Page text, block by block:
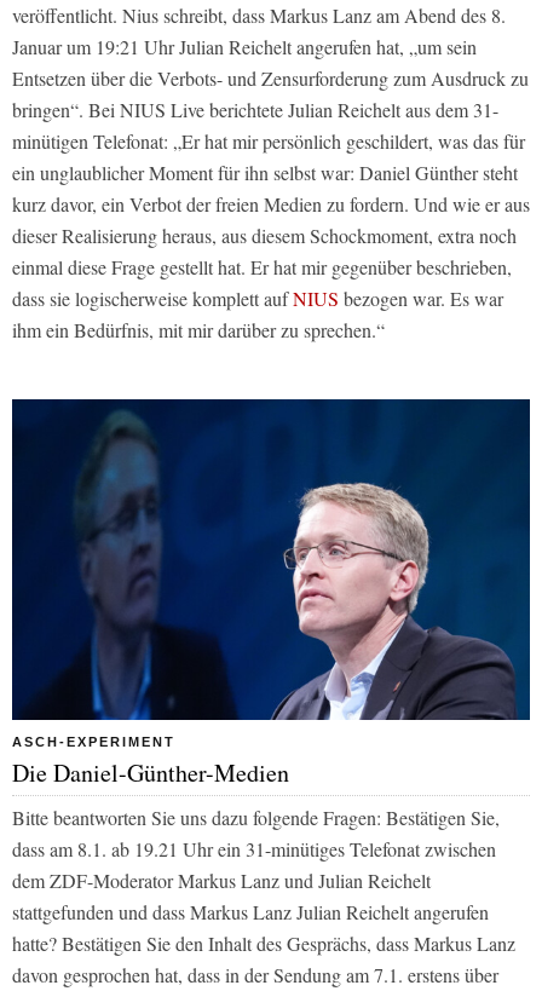
veröffentlicht. Nius schreibt, dass Markus Lanz am Abend des 8.
Januar um 19:21 Uhr Julian Reichelt angerufen hat, „um sein
Entsetzen über die Verbots- und Zensurforderung zum Ausdruck zu
bringen“. Bei NIUS Live berichtete Julian Reichelt aus dem 31-
minütigen Telefonat: „Er hat mir persönlich geschildert, was das für
ein unglaublicher Moment für ihn selbst war: Daniel Günther steht
kurz davor, ein Verbot der freien Medien zu fordern. Und wie er aus
dieser Realisierung heraus, aus diesem Schockmoment, extra noch
einmal diese Frage gestellt hat. Er hat mir gegenüber beschrieben,
dass sie logischerweise komplett aufNIUS bezogen war. Es war
ihm ein Bedürfnis, mit mir darüber zu sprechen.“
ASCH-EXPERIMENT
Die Daniel-Günther-Medien
Bitte beantworten Sie uns dazu folgende Fragen: Bestätigen Sie,
dass am 8.1. ab 19.21 Uhr ein 31-minütiges Telefonat zwischen
dem ZDF-Moderator Markus Lanz und Julian Reichelt
stattgefunden und dass Markus Lanz Julian Reichelt angerufen
hatte? Bestätigen Sie den Inhalt des Gesprächs, dass Markus Lanz
davon gesprochen hat, dass in der Sendung am 7.1. erstens über